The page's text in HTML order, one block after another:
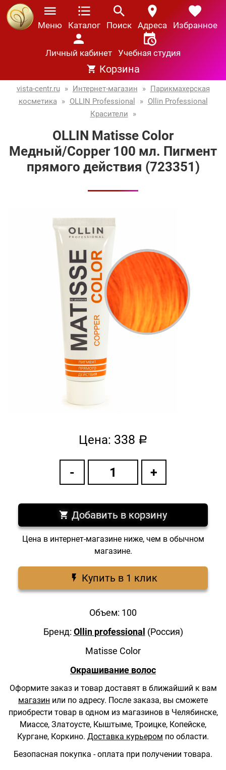
Меню Каталог Поиск Адреса Избранное
Личный кабинет Учебная студия
Корзина
vista-centr.ru » Интернет-магазин » Парикмахерская
косметика » OLLIN Professional » Ollin Professional
Красители
»
OLLIN Matisse Color
Медный/Copper 100 мл. Пигмент
прямого действия (723351)
Цена: 338 a
Добавить в корзину
Цена в интернет-магазине ниже, чем в обычном
магазине.
Купить в 1 клик
Объем: 100
Бренд: Ollin professional (Россия)
Matisse Color
Окрашивание волос
Оформите заказ и товар доставят в ближайший к вам
магазин или по адресу. После заказа, вы сможете
приобрести товар в одном из магазинов в Челябинске,
Миассе, Златоусте, Кыштыме, Троицке, Копейске,
Кургане, Коркино. Доставка курьером по области.
Безопасная покупка - оплата при получении товара.